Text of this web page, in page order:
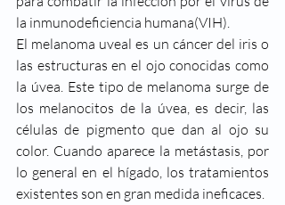
la inmunodeficiencia humana(VIH).
El melanoma uveal es un cáncer del iris o
las estructuras en el ojo conocidas como
la úvea. Este tipo de melanoma surge de
los melanocitos de la úvea, es decir, las
células de pigmento que dan al ojo su
color. Cuando aparece la metástasis, por
lo general en el hígado, los tratamientos
existentes son en gran medida ineficaces.